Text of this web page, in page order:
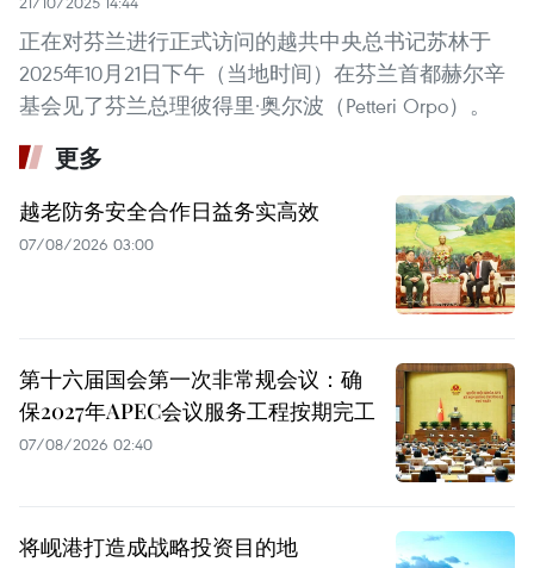
正在对芬兰进行正式访问的越共中央总书记苏林于
2025年10月21日下午（当地时间）在芬兰首都赫尔辛
基会见了芬兰总理彼得里·奥尔波（Petteri Orpo）。
更多
越老防务安全合作日益务实高效
07/08/2026 03:00
第十六届国会第一次非常规会议：确
保2027年APEC会议服务工程按期完工
07/08/2026 02:40
将岘港打造成战略投资目的地